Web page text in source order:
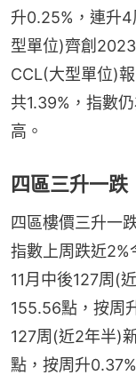
升0.25%，連升
型單位)齊創
CCL(大型單位)
共1.39%，指數
高。
四區三升一
四區樓價三升一
指數上周跌近2%
11月中後127周(
155.56點，按周
127周(近2年半)
點，按周升